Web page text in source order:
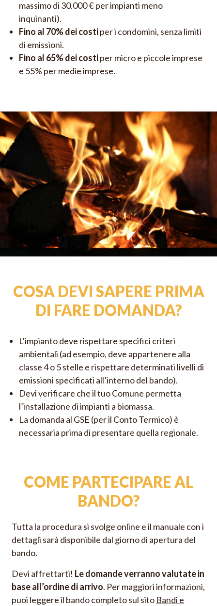
massimo di 30.000 € per impianti meno
inquinanti).
Fino al 70% dei costiper i condomini, senza limiti
di emissioni.
Fino al 65% dei costiper micro e piccole imprese
e 55% per medie imprese.
COSA DEVI SAPERE PRIMA
DI FARE DOMANDA?
L’impianto deve rispettare specifici criteri
ambientali (ad esempio, deve appartenere alla
classe 4 o 5 stelle e rispettare determinati livelli di
emissioni specificati all’interno del bando).
Devi verificare che il tuo Comune permetta
l’installazione di impianti a biomassa.
La domanda al GSE (per il Conto Termico) è
necessaria prima di presentare quella regionale.
COME PARTECIPARE AL
BANDO?
Tutta la procedura si svolge online e il manuale con i
dettagli sarà disponibile dal giorno di apertura del
bando.
Devi affrettarti! Le domande verranno valutate in
base all’ordine di arrivo. Per maggiori informazioni,
puoi leggere il bando completo sul sito Bandi e